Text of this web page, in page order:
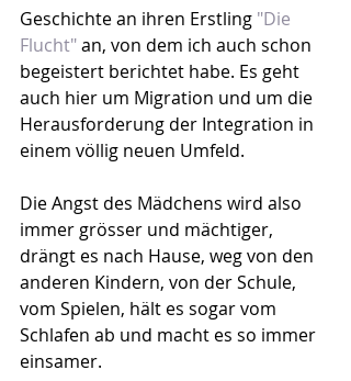
Geschichte an ihren Erstling "Die
Flucht" an, von dem ich auch schon
begeistert berichtet habe. Es geht
auch hier um Migration und um die
Herausforderung der Integration in
einem völlig neuen Umfeld.
Die Angst des Mädchens wird also
immer grösser und mächtiger,
drängt es nach Hause, weg von den
anderen Kindern, von der Schule,
vom Spielen, hält es sogar vom
Schlafen ab und macht es so immer
einsamer.